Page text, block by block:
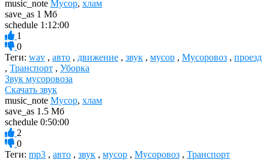
music_note Мусор, хлам
save_as 1 Мб
schedule 1:12:00
1
0
Теги: wav , авто , движение , звук , мусор , Мусоровоз , проезд
, Транспорт , Уборка
Звук мусоровоза
Скачать звук
music_note Мусор, хлам
save_as 1.5 Мб
schedule 0:50:00
2
0
Теги: mp3 , авто , звук , мусор , Мусоровоз , Транспорт